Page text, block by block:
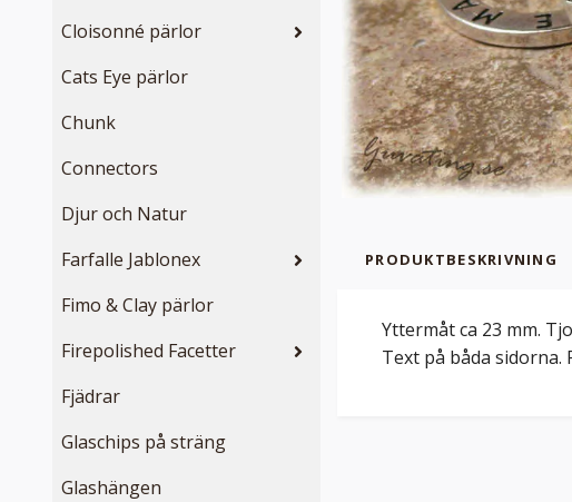
Cloisonné pärlor
Cats Eye pärlor
Chunk
Connectors
Djur och Natur
Farfalle Jablonex
Fimo & Clay pärlor
Firepolished Facetter
Fjädrar
Glaschips på sträng
Glashängen
PRODUKTBESKRIVNING
Yttermåt ca 23 mm.
Text på båda sidorna.